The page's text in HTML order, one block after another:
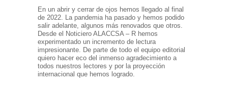
En un abrir y cerrar de ojos hemos llegado al final
de 2022. La pandemia ha pasado y hemos podido
salir adelante, algunos más renovados que otros.
Desde el Noticiero ALACCSA – R hemos
experimentado un incremento de lectura
impresionante. De parte de todo el equipo editorial
quiero hacer eco del inmenso agradecimiento a
todos nuestros lectores y por la proyección
internacional que hemos logrado.